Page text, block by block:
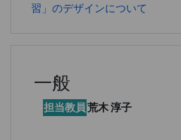
習」のデザインについて
一般
担当教員荒木 淳子